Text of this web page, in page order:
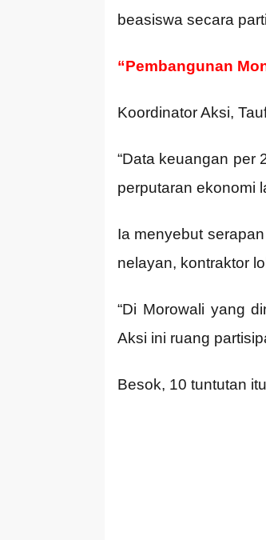
beasiswa secara
“Pembangunan
Koordinator Aksi,
“Data keuangan per
perputaran ekonomi
Ia menyebut
nelayan, kontraktor
“Di Morowali yang
Aksi ini ruang
Besok, 10 tuntutan